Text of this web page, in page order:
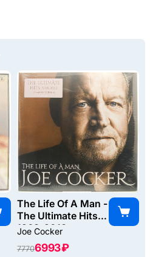
The Life Of A Man -
The Ultimate Hits
1968-2013
Joe Cocker
77706993 ₽